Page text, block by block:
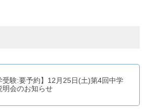
受験:要予約】12月25日(土)第4回中学
明会のお知らせ